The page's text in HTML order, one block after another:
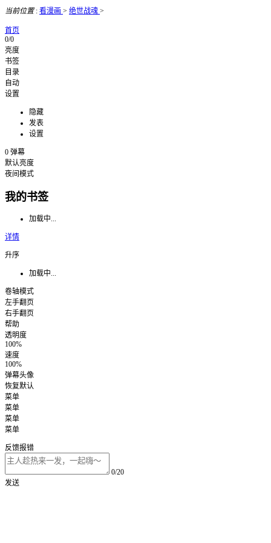
当前位置: 看漫画 > 绝世战魂 >
首页
0/0
亮度
书签
目录
自动
设置
隐藏
发表
设置
0 弹幕
默认亮度
夜间模式
我的书签
加载中...
详情
升序
加载中...
卷轴模式
左手翻页
右手翻页
帮助
透明度
100%
速度
100%
弹幕头像
恢复默认
菜单
菜单
菜单
菜单
反馈报错
0/20
发送